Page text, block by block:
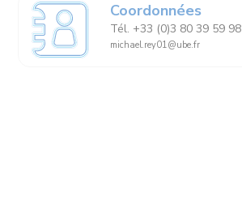
Coordonnées
Tél. +33 (0)3 80 39 59 98
michael.rey01@ube.fr